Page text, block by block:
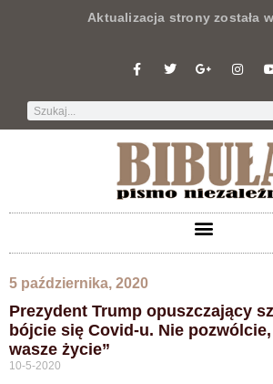
Aktualizacja strony została
5 października, 2020
Prezydent Trump opuszczający
bójcie się Covid-u. Nie
wasze życie”
10-5-2020